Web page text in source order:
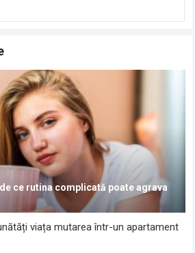
ce rutina complicată poate agrava
viața mutarea într-un apartament